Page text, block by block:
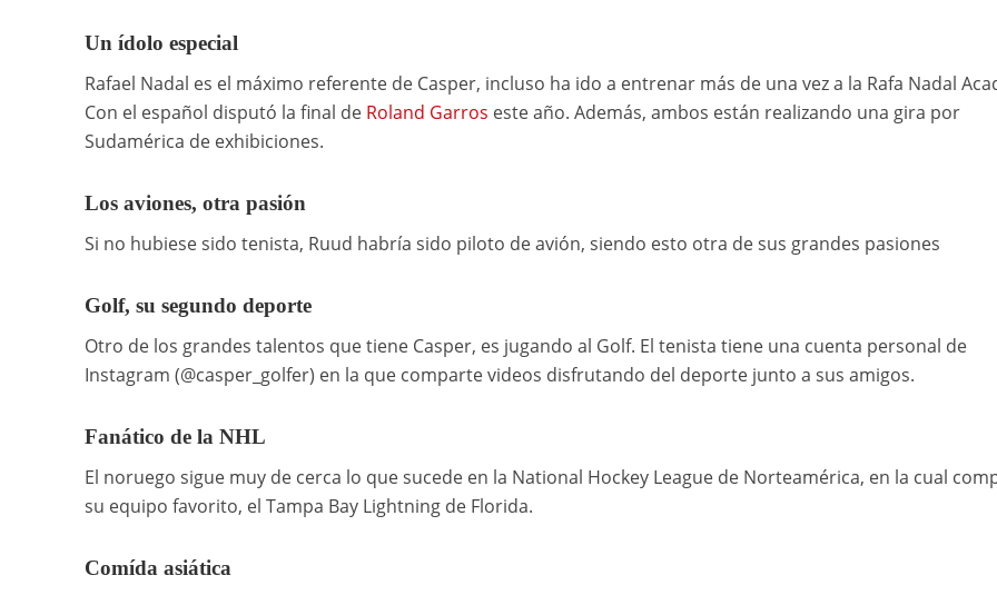
Un ídolo especial
Rafael Nadal es el máximo referente de Casper, incluso ha ido a entrenar más de una vez a la Rafa Nadal
Con el español disputó la final de Roland Garros este año. Además, ambos están realizando una gira por
Sudamérica de exhibiciones.
Los aviones, otra pasión
Si no hubiese sido tenista, Ruud habría sido piloto de avión, siendo esto otra de sus grandes pasiones
Golf, su segundo deporte
Otro de los grandes talentos que tiene Casper, es jugando al Golf. El tenista tiene una cuenta personal de
Instagram (@casper_golfer) en la que comparte videos disfrutando del deporte junto a sus amigos.
Fanático de la NHL
El noruego sigue muy de cerca lo que sucede en la National Hockey League de Norteamérica, en la cual
su equipo favorito, el Tampa Bay Lightning de Florida.
Comída asiática